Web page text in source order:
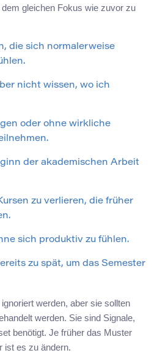
gleichen Fokus wie zuvor zu
die sich normalerweise
nicht wissen, wo ich
oder ohne wirkliche
der akademischen Arbeit
zu verlieren, die früher
sich produktiv zu fühlen.
zu spät, um das Semester
werden, aber sie sollten
werden. Sie sind Signale,
benötigt. Je früher das Muster
ist es zu ändern.